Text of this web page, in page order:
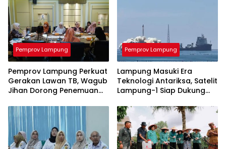
Pemprov Lampung
Pemprov Lampung Perkuat
Gerakan Lawan TB, Wagub
Jihan Dorong Penemuan
Tuntas
Pemprov Lampung
Lampung Masuki Era
Teknologi Antariksa, Satelit
Lampung-1 Siap Dukung